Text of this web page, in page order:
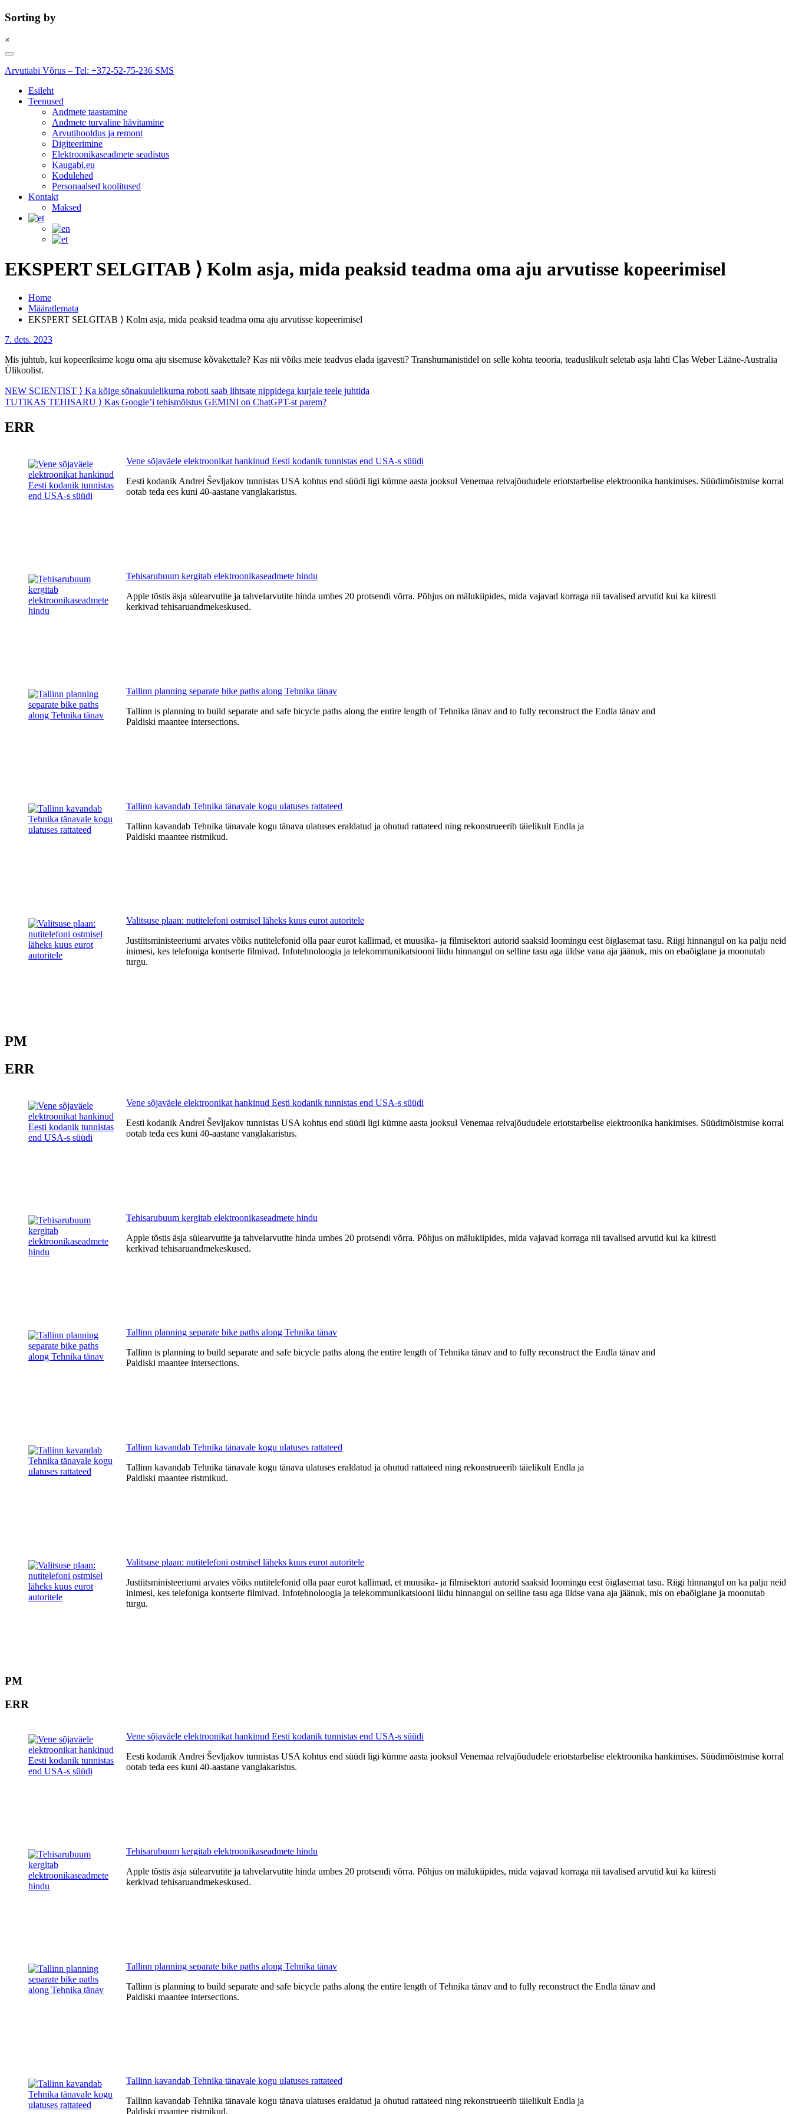
Sorting by
×
Skip
content
Arvutiabi Võrus – Tel: +372-52-75-236 SMS
Esileht
Teenused
Andmete taastamine
Andmete turvaline hävitamine
Arvutihooldus ja remont
Digiteerimine
Elektroonikaseadmete seadistus
Kaugabi.eu
Kodulehed
Personaalsed koolitused
Kontakt
Maksed
EKSPERT SELGITAB ⟩ Kolm asja, mida peaksid teadma oma aju arvutisse kopeerimisel
Home
Määratlemata
EKSPERT SELGITAB ⟩ Kolm asja, mida peaksid teadma oma aju arvutisse kopeerimisel
7. dets. 2023
Mis juhtub, kui kopeeriksime kogu oma aju sisemuse kõvakettale? Kas nii võiks meie teadvus elada igavesti? Transhumanistidel on selle kohta teooria, teaduslikult seletab asja lahti Clas Weber Lääne-Australia
Ülikoolist.
Navigeerimine
NEW SCIENTIST ⟩ Ka kõige sõnakuulelikuma roboti saab lihtsate nippidega kurjale teele juhtida
TUTIKAS TEHISARU ⟩ Kas Google’i tehismõistus GEMINI on ChatGPT-st parem?
ERR
Vene sõjaväele elektroonikat hankinud Eesti kodanik tunnistas end USA-s süüdi
Eesti kodanik Andrei Ševljakov tunnistas USA kohtus end süüdi ligi kümne aasta jooksul Venemaa relvajõududele eriotstarbelise elektroonika hankimises. Süüdimõistmise korral
ootab teda ees kuni 40-aastane vanglakaristus.
Tehisarubuum kergitab elektroonikaseadmete hindu
Apple tõstis äsja sülearvutite ja tahvelarvutite hinda umbes 20 protsendi võrra. Põhjus on mälukiipides, mida vajavad korraga nii tavalised arvutid kui ka kiiresti
kerkivad tehisaruandmekeskused.
Tallinn planning separate bike paths along Tehnika tänav
Tallinn is planning to build separate and safe bicycle paths along the entire length of Tehnika tänav and to fully reconstruct the Endla tänav and
Paldiski maantee intersections.
Tallinn kavandab Tehnika tänavale kogu ulatuses rattateed
Tallinn kavandab Tehnika tänavale kogu tänava ulatuses eraldatud ja ohutud rattateed ning rekonstrueerib täielikult Endla ja
Paldiski maantee ristmikud.
Valitsuse plaan: nutitelefoni ostmisel läheks kuus eurot autoritele
Justiitsministeeriumi arvates võiks nutitelefonid olla paar eurot kallimad, et muusika- ja filmisektori autorid saaksid loomingu eest õiglasemat tasu. Riigi hinnangul on ka palju neid
inimesi, kes telefoniga kontserte filmivad. Infotehnoloogia ja telekommunikatsiooni liidu hinnangul on selline tasu aga üldse vana aja jäänuk, mis on ebaõiglane ja moonutab
turgu.
PM
ERR
Vene sõjaväele elektroonikat hankinud Eesti kodanik tunnistas end USA-s süüdi
Eesti kodanik Andrei Ševljakov tunnistas USA kohtus end süüdi ligi kümne aasta jooksul Venemaa relvajõududele eriotstarbelise elektroonika hankimises. Süüdimõistmise korral
ootab teda ees kuni 40-aastane vanglakaristus.
Tehisarubuum kergitab elektroonikaseadmete hindu
Apple tõstis äsja sülearvutite ja tahvelarvutite hinda umbes 20 protsendi võrra. Põhjus on mälukiipides, mida vajavad korraga nii tavalised arvutid kui ka kiiresti
kerkivad tehisaruandmekeskused.
Tallinn planning separate bike paths along Tehnika tänav
Tallinn is planning to build separate and safe bicycle paths along the entire length of Tehnika tänav and to fully reconstruct the Endla tänav and
Paldiski maantee intersections.
Tallinn kavandab Tehnika tänavale kogu ulatuses rattateed
Tallinn kavandab Tehnika tänavale kogu tänava ulatuses eraldatud ja ohutud rattateed ning rekonstrueerib täielikult Endla ja
Paldiski maantee ristmikud.
Valitsuse plaan: nutitelefoni ostmisel läheks kuus eurot autoritele
Justiitsministeeriumi arvates võiks nutitelefonid olla paar eurot kallimad, et muusika- ja filmisektori autorid saaksid loomingu eest õiglasemat tasu. Riigi hinnangul on ka palju neid
inimesi, kes telefoniga kontserte filmivad. Infotehnoloogia ja telekommunikatsiooni liidu hinnangul on selline tasu aga üldse vana aja jäänuk, mis on ebaõiglane ja moonutab
turgu.
PM
ERR
Vene sõjaväele elektroonikat hankinud Eesti kodanik tunnistas end USA-s süüdi
Eesti kodanik Andrei Ševljakov tunnistas USA kohtus end süüdi ligi kümne aasta jooksul Venemaa relvajõududele eriotstarbelise elektroonika hankimises. Süüdimõistmise korral
ootab teda ees kuni 40-aastane vanglakaristus.
Tehisarubuum kergitab elektroonikaseadmete hindu
Apple tõstis äsja sülearvutite ja tahvelarvutite hinda umbes 20 protsendi võrra. Põhjus on mälukiipides, mida vajavad korraga nii tavalised arvutid kui ka kiiresti
kerkivad tehisaruandmekeskused.
Tallinn planning separate bike paths along Tehnika tänav
Tallinn is planning to build separate and safe bicycle paths along the entire length of Tehnika tänav and to fully reconstruct the Endla tänav and
Paldiski maantee intersections.
Tallinn kavandab Tehnika tänavale kogu ulatuses rattateed
Tallinn kavandab Tehnika tänavale kogu tänava ulatuses eraldatud ja ohutud rattateed ning rekonstrueerib täielikult Endla ja
Paldiski maantee ristmikud.